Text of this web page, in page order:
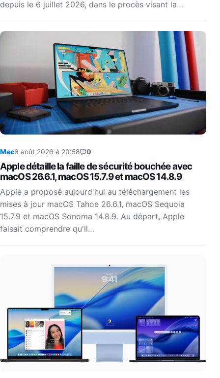
depuis le 6 juillet 2026, dans le procès visant la…
Mac6 août 2026 à 20:58 0
Apple détaille la faille de sécurité bouchée avec
macOS 26.6.1, macOS 15.7.9 et macOS 14.8.9
Apple a proposé aujourd'hui au téléchargement les
mises à jour macOS Tahoe 26.6.1, macOS Sequoia
15.7.9 et macOS Sonoma 14.8.9. Au départ, Apple
faisait comprendre qu'il…